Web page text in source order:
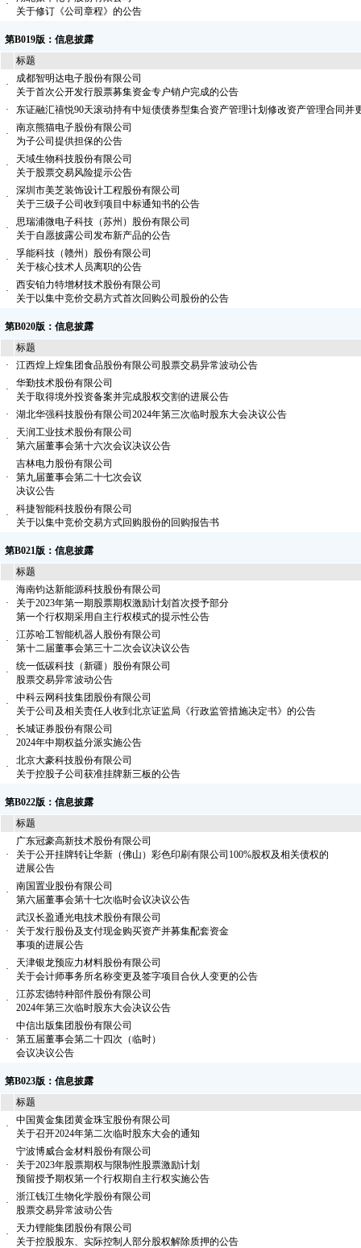
·
关于修订《公司章程》的公告
第B019版：信息披露
标题
·
成都智明达电子股份有限公司
关于首次公开发行股票募集资金专户销户完成的公告
·
东证融汇禧悦90天滚动持有中短债债券型集合资产管理计划修改资产管理合同
·
南京熊猫电子股份有限公司
为子公司提供担保的公告
·
天域生物科技股份有限公司
关于股票交易风险提示公告
·
深圳市美芝装饰设计工程股份有限公司
关于三级子公司收到项目中标通知书的公告
·
思瑞浦微电子科技（苏州）股份有限公司
关于自愿披露公司发布新产品的公告
·
孚能科技（赣州）股份有限公司
关于核心技术人员离职的公告
·
西安铂力特增材技术股份有限公司
关于以集中竞价交易方式首次回购公司股份的公告
第B020版：信息披露
标题
·
江西煌上煌集团食品股份有限公司股票交易异常波动公告
·
华勤技术股份有限公司
关于取得境外投资备案并完成股权交割的进展公告
·
湖北华强科技股份有限公司2024年第三次临时股东大会决议公告
·
天润工业技术股份有限公司
第六届董事会第十六次会议决议公告
·
吉林电力股份有限公司
第九届董事会第二十七次会议
决议公告
·
科捷智能科技股份有限公司
关于以集中竞价交易方式回购股份的回购报告书
第B021版：信息披露
标题
·
海南钧达新能源科技股份有限公司
关于2023年第一期股票期权激励计划首次授予部分
第一个行权期采用自主行权模式的提示性公告
·
江苏哈工智能机器人股份有限公司
第十二届董事会第三十二次会议决议公告
·
统一低碳科技（新疆）股份有限公司
股票交易异常波动公告
·
中科云网科技集团股份有限公司
关于公司及相关责任人收到北京证监局《行政监管措施决定书》的公告
·
长城证券股份有限公司
2024年中期权益分派实施公告
·
北京大豪科技股份有限公司
关于控股子公司获准挂牌新三板的公告
第B022版：信息披露
标题
·
广东冠豪高新技术股份有限公司
关于公开挂牌转让华新（佛山）彩色印刷有限公司100%股权及相关债权的
进展公告
·
南国置业股份有限公司
第六届董事会第十七次临时会议决议公告
·
武汉长盈通光电技术股份有限公司
关于发行股份及支付现金购买资产并募集配套资金
事项的进展公告
·
天津银龙预应力材料股份有限公司
关于会计师事务所名称变更及签字项目合伙人变更的公告
·
江苏宏德特种部件股份有限公司
2024年第三次临时股东大会决议公告
·
中信出版集团股份有限公司
第五届董事会第二十四次（临时）
会议决议公告
第B023版：信息披露
标题
·
中国黄金集团黄金珠宝股份有限公司
关于召开2024年第二次临时股东大会的通知
·
宁波博威合金材料股份有限公司
关于2023年股票期权与限制性股票激励计划
预留授予期权第一个行权期自主行权实施公告
·
浙江钱江生物化学股份有限公司
股票交易异常波动公告
·
天力锂能集团股份有限公司
关于控股股东、实际控制人部分股权解除质押的公告